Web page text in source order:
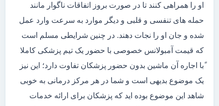
او را همراهی کنند تا در صورت بروز اتفاقات ناگوار مانند
حمله های تنفسی و قلبی و دیگر موارد به سرعت وارد عمل
شده و جان او را نجات دهند. در چنین شرایطی مسلم است
که قیمت آمبولانس خصوصی با حضور یک تیم پزشکی کاملا
ًبا اجاره آن ماشین بدون حضور پزشکان تفاوت دارد؛ این نیز
یک موضوع بدیهی است و شما در هر مرکز درمانی به خوبی
شاهد این موضوع بوده اید که پزشکان برای ارائه خدمات